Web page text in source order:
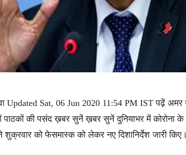
Updated Sat, 06 Jun 2020 11:54 PM IST पढ़ें अमर
पाठकों की पसंद ख़बर सुनें ख़बर सुनें दुनियाभर में कोरोना के
को फेसमास्क को लेकर नए दिशानिर्देश जारी